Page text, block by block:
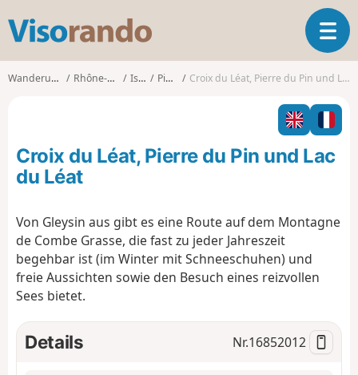
s
o
o
T
o
g
l
n
a
a
Wanderungen Rhône-Alpes Isère Pinsot Croix du Léat, Pierre du Pin und Lac du Léat
Croix du Léat, Pierre du Pin und Lac
du Léat
Von Gleysin aus gibt es eine Route auf dem Montagne
de Combe Grasse, die fast zu jeder Jahreszeit
begehbar ist (im Winter mit Schneeschuhen) und
freie Aussichten sowie den Besuch eines reizvollen
Sees bietet.
Details Nr.16852012